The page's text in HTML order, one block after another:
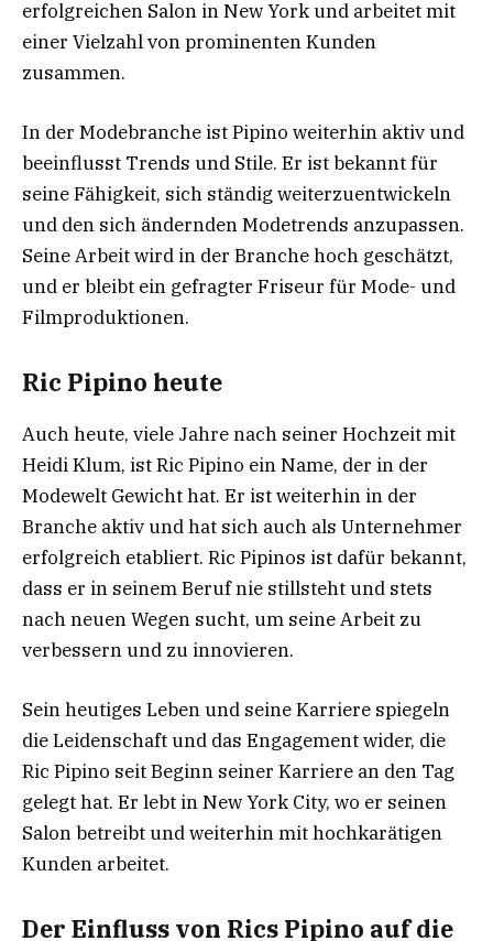
erfolgreichen Salon in New York und arbeitet mit
einer Vielzahl von prominenten Kunden
zusammen.
In der Modebranche ist Pipino weiterhin aktiv und
beeinflusst Trends und Stile. Er ist bekannt für
seine Fähigkeit, sich ständig weiterzuentwickeln
und den sich ändernden Modetrends anzupassen.
Seine Arbeit wird in der Branche hoch geschätzt,
und er bleibt ein gefragter Friseur für Mode- und
Filmproduktionen.
Ric Pipino heute
Auch heute, viele Jahre nach seiner Hochzeit mit
Heidi Klum, ist Ric Pipino ein Name, der in der
Modewelt Gewicht hat. Er ist weiterhin in der
Branche aktiv und hat sich auch als Unternehmer
erfolgreich etabliert. Ric Pipinos ist dafür bekannt,
dass er in seinem Beruf nie stillsteht und stets
nach neuen Wegen sucht, um seine Arbeit zu
verbessern und zu innovieren.
Sein heutiges Leben und seine Karriere spiegeln
die Leidenschaft und das Engagement wider, die
Ric Pipino seit Beginn seiner Karriere an den Tag
gelegt hat. Er lebt in New York City, wo er seinen
Salon betreibt und weiterhin mit hochkarätigen
Kunden arbeitet.
Der Einfluss von Rics Pipino auf die